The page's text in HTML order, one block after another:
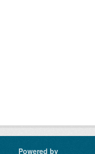
Powered by